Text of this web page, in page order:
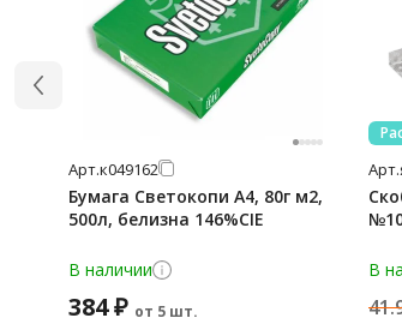
Арт.к049162
Бумага Светокопи А4, 80г м2,
500л, белизна 146%CIE
В наличии
384 ₽ от 5 шт.
Арт.
В